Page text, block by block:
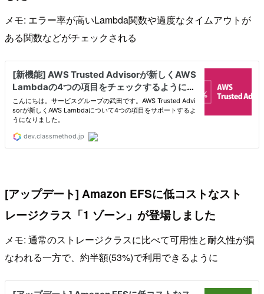
メモ: エラー率が高いLambda関数や過度なタイムアウトが
ある関数などがチェックされる
[アップデート] Amazon EFSに低コストなスト
レージクラス「1 ゾーン」が登場しました
メモ: 通常のストレージクラスに比べて可用性と耐久性が損
なわれる一方で、約半額(53%)で利用できるように